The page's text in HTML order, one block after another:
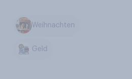
Weihnachten
Geld